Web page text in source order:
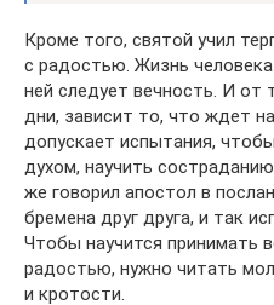
Кроме того, святой учил
с радостью. Жизнь
ней следует вечность. И от
дни, зависит то, что ждет
допускает испытания,
духом, научить
же говорил апостол в
бремена друг друга, и так
Чтобы научится принимать
радостью, нужно читать
и кротости.